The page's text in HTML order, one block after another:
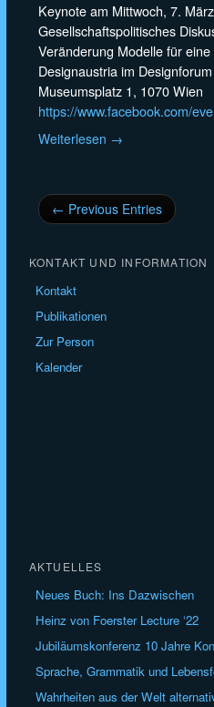
Keynote am Mittwoch, 7.
Gesellschaftspolitisches
Veränderung Modelle für
Designaustria im
Museumsplatz 1, 1070 Wien
https://www.facebook.com/
Weiterlesen →
← Previous Entries
KONTAKT UND INFORMATION
Kontakt
Publikationen
Zur Person
Kalender
AKTUELLES
Neues Buch: Ins Dazwischen
Heinz von Foerster Lecture ‘22
Jubiläumskonferenz 10 Jahre
Sprache, Grammatik und
Wahrheiten aus der Welt